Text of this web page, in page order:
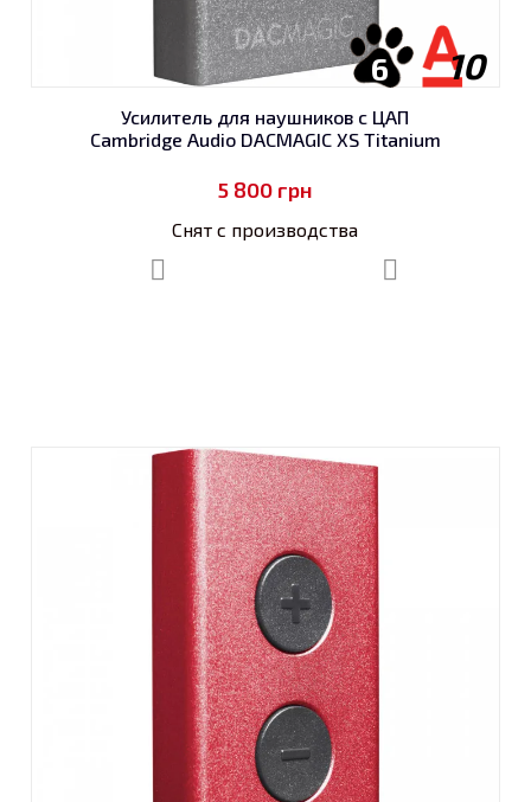
10
6
Усилитель для наушников с ЦАП
Cambridge Audio DACMAGIC XS Titanium
5 800 грн
Снят с производства